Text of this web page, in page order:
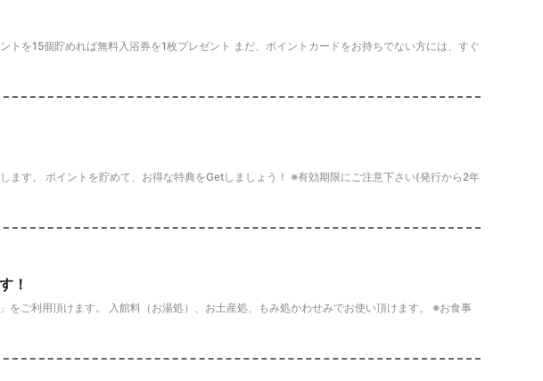
を15個貯めれば無料入浴券を1枚プレゼント まだ、ポイントカードをお持ちでない方には、すぐ
す。 ポイントを貯めて、お得な特典をGetしましょう！ ※有効期限にご注意下さい(発行から2年
！
ご利用頂けます。 入館料（お湯処）、お土産処、もみ処かわせみでお使い頂けます。 ※お食事